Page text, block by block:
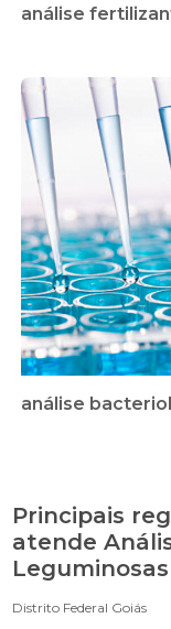
análise
análise
Principais
atende
Distrito Federal Goiás